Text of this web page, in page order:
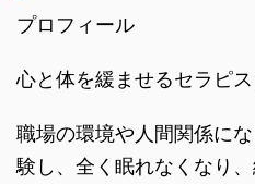
プロフィール
心と体を緩ませるセラピ
職場の環境や人間関係に
験し、全く眠れなくなり